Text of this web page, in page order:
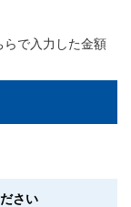
らで入力した金額
さい